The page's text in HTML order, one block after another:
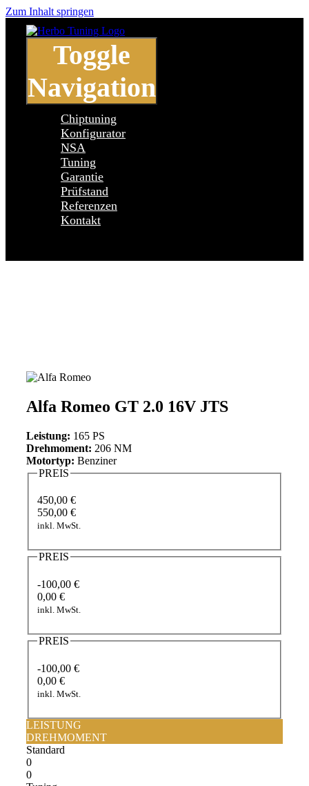
Zum Inhalt springen
Toggle
Navigation
Chiptuning
Konfigurator
NSA
Tuning
Garantie
Prüfstand
Referenzen
Kontakt
Alfa Romeo GT 2.0 16V JTS
Leistung: 165 PS
Drehmoment: 206 NM
Motortyp: Benziner
PREIS
450,00 €
550,00 €
inkl. MwSt.
PREIS
-100,00 €
0,00 €
inkl. MwSt.
PREIS
-100,00 €
0,00 €
inkl. MwSt.
LEISTUNG
DREHMOMENT
Standard
0
0